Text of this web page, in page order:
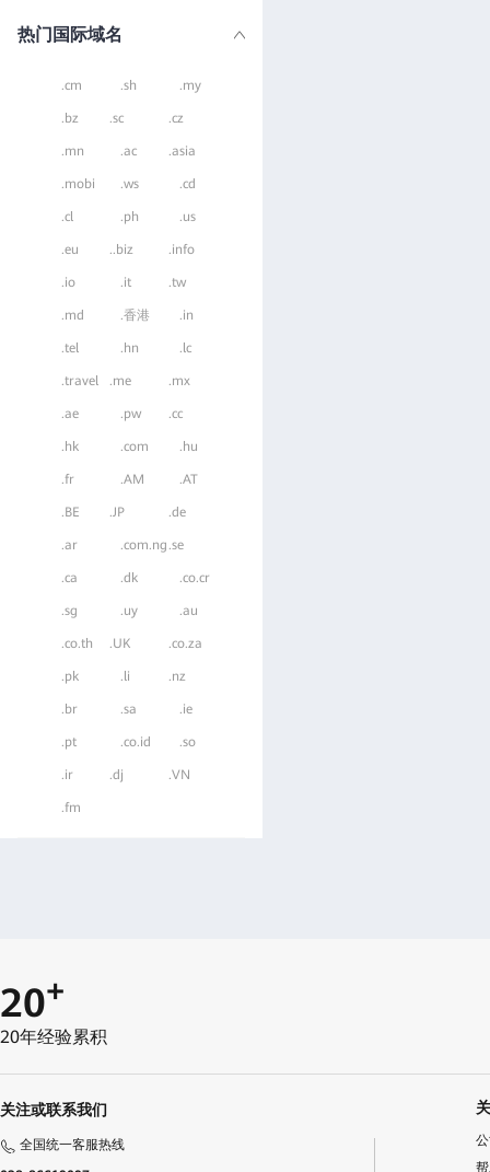
热门国际域名
.cm .sh .my
.bz .sc .cz
.mn .ac .asia
.mobi .ws .cd
.cl .ph .us
.eu ..biz .info
.io .it .tw
.md .香港 .in
.tel .hn .lc
.travel .me .mx
.ae .pw .cc
.hk .com .hu
.fr .AM .AT
.BE .JP .de
.ar .com.ng .se
.ca .dk .co.cr
.sg .uy .au
.co.th .UK .co.za
.pk .li .nz
.br .sa .ie
.pt .co.id .so
.ir .dj .VN
.fm
20+
20年经验累积
关注或联系我们
全国统一客服热线